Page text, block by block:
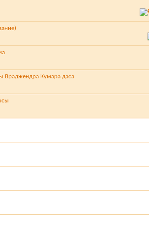
Враджендра Кумара даса